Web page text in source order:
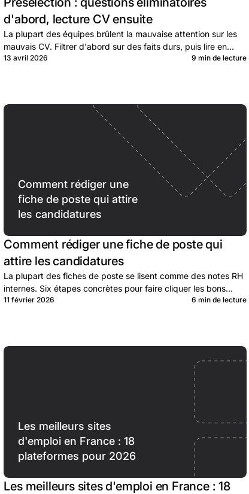
d'abord, lecture CV ensuite
La plupart des équipes brûlent la mauvaise attention sur les
mauvais CV. Filtrer d'abord sur des faits durs, puis lire en
profondeur le vivier qualifié.
13 avril 2026 9 min de lecture
Comment rédiger une
fiche de poste qui attire
les candidatures
Comment rédiger une fiche de poste qui
attire les candidatures
La plupart des fiches de poste se lisent comme des notes RH
internes. Six étapes concrètes pour faire cliquer les bons
candidats.
11 février 2026 6 min de lecture
Les meilleurs sites
d'emploi en France : 18
plateformes pour 2026
Les meilleurs sites d'emploi en France : 18